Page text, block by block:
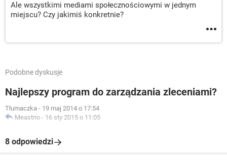
Ale wszystkimi mediami społecznościowymi w jednym
miejscu? Czy jakimiś konkretnie?
Podobne dyskusje
Najlepszy program do zarządzania zleceniami?
Tłumaczka - 19 maj 2014 o 17:54
Meastrio - 16 sty 2015 o 11:05
8 odpowiedzi